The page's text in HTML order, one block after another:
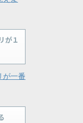
が１
が一番